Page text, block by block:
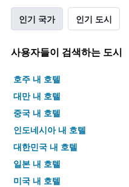
인기 국가 인기 도시
사용자들이 검색하는 도시
호주 내 호텔
대만 내 호텔
중국 내 호텔
인도네시아 내 호텔
대한민국 내 호텔
일본 내 호텔
미국 내 호텔